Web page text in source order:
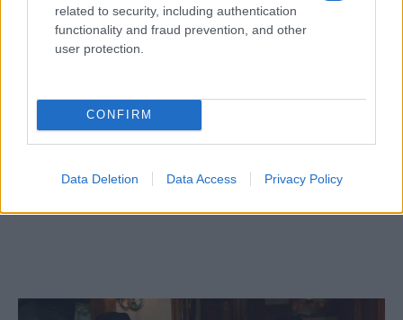
related to security, including authentication
functionality and fraud prevention, and other
user protection.
CONFIRM
Data Deletion Data Access Privacy Policy
„Ez egy csodálatos hely, itt jó
élni és gyerekeket nevelni. Innen
a magas életszínvonal miatt
térnek ide vissza”